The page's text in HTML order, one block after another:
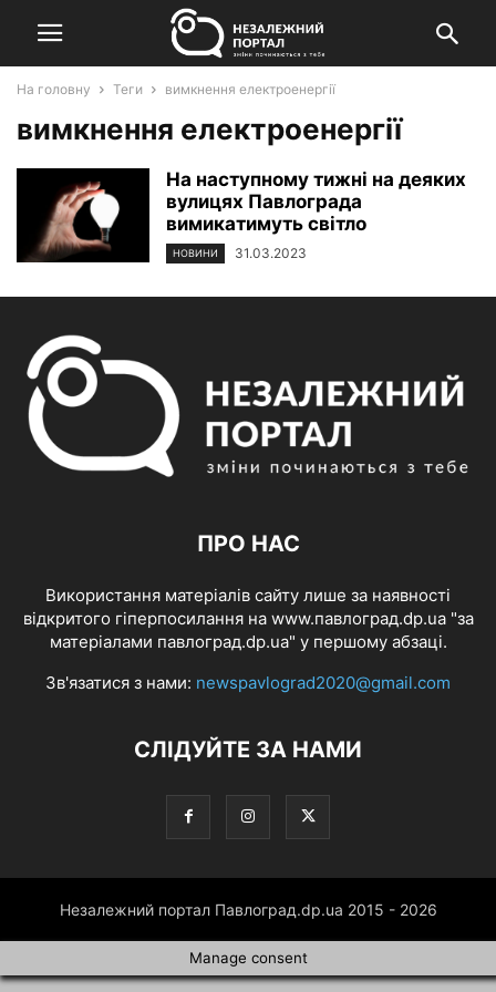
На головну Теги вимкнення електроенергії
вимкнення електроенергії
На наступному тижні на деяких
вулицях Павлограда
вимикатимуть світло
НОВИНИ 31.03.2023
ПРО НАС
Використання матеріалів сайту лише за наявності
відкритого гіперпосилання на www.павлоград.dp.ua "за
матеріалами павлоград.dp.ua" у першому абзаці.
Зв'язатися з нами: newspavlograd2020@gmail.com
СЛІДУЙТЕ ЗА НАМИ
Незалежний портал Павлоград.dp.ua 2015 - 2026
Manage consent